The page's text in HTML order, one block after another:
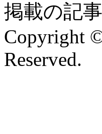
掲載の記
Copyright
Reserved.